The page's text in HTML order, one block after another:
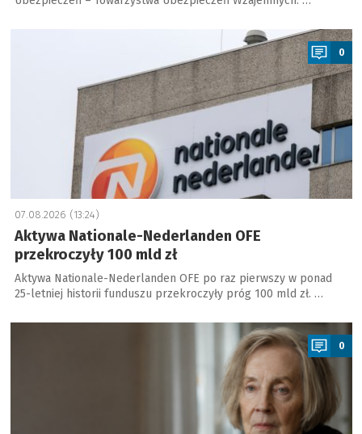
0
07.08.2026 (13:24)
Aktywa Nationale-Nederlanden OFE
przekroczyły 100 mld zł
Aktywa Nationale-Nederlanden OFE po raz pierwszy w ponad
25-letniej historii funduszu przekroczyły próg 100 mld zł. …
a
0